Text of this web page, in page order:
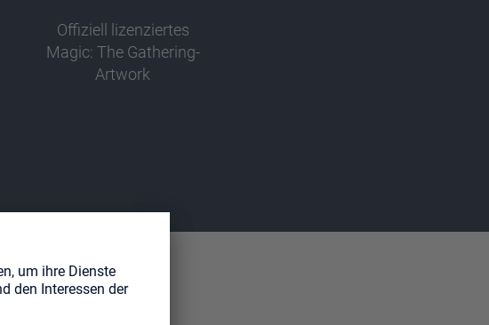
Offiziell lizenziertes
Magic: The Gathering-
Artwork